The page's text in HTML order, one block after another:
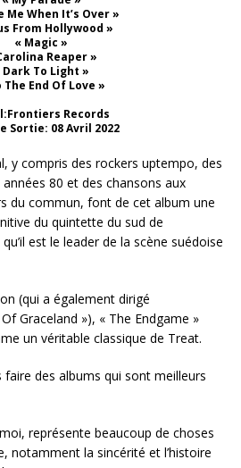
Me When It’s Over »
From Hollywood »
« Magic »
Reaper »
Dark To Light »
The End Of Love »
Records
Sortie: 08 Avril 2022
y compris des rockers uptempo, des
80 et des chansons aux
du commun, font de cet album une
du quintette du sud de
est le leader de la scène suédoise
(qui a également dirigé
Graceland »), « The Endgame »
un véritable classique de Treat.
des albums qui sont meilleurs
représente beaucoup de choses
notamment la sincérité et l’histoire